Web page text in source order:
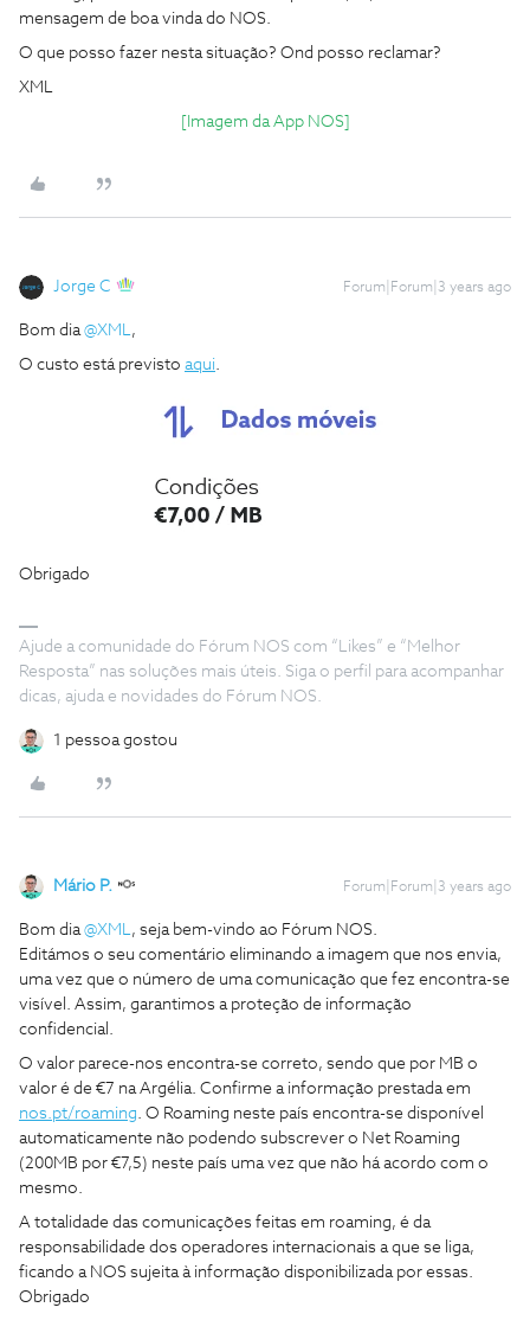
mensagem de boa vinda do NOS.
O que posso fazer nesta situação? Ond posso reclamar?
XML
[Imagem da App NOS]
Jorge C Forum|Forum|3 years ago
Bom dia@XML,
O custo está previsto aqui.
Obrigado
Ajude a comunidade do Fórum NOS com “Likes” e “Melhor
Resposta” nas soluções mais úteis. Siga o perfil para acompanhar
dicas, ajuda e novidades do Fórum NOS.
1 pessoa gostou
Mário P. Forum|Forum|3 years ago
Bom dia@XML, seja bem-vindo ao Fórum NOS.
Editámos o seu comentário eliminando a imagem que nos envia,
uma vez que o número de uma comunicação que fez encontra-se
visível. Assim, garantimos a proteção de informação
confidencial.
O valor parece-nos encontra-se correto, sendo que por MB o
valor é de €7 na Argélia. Confirme a informação prestada em
nos.pt/roaming. O Roaming neste país encontra-se disponível
automaticamente não podendo subscrever o Net Roaming
(200MB por €7,5) neste país uma vez que não há acordo com o
mesmo.
A totalidade das comunicações feitas em roaming, é da
responsabilidade dos operadores internacionais a que se liga,
ficando a NOS sujeita à informação disponibilizada por essas.
Obrigado